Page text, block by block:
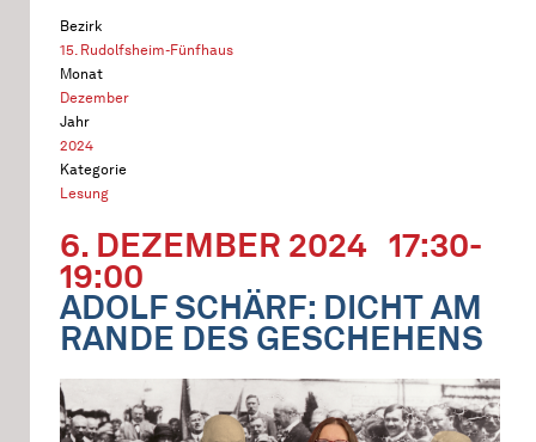
Bezirk
15. Rudolfsheim-Fünfhaus
Monat
Dezember
Jahr
2024
Kategorie
Lesung
6. DEZEMBER 2024 17:30-
19:00
ADOLF SCHÄRF: DICHT AM
RANDE DES GESCHEHENS